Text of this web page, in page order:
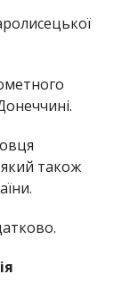
також